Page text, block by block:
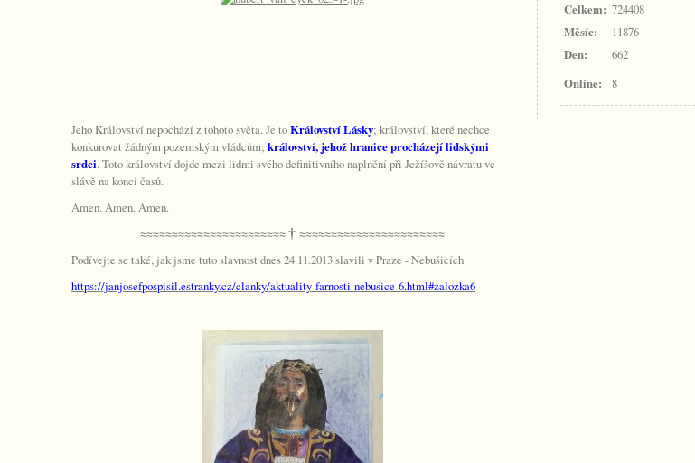
Online: 8
Celkem: 724408
Měsíc:
11876
Den:
662
Jeho Království nepochází z tohoto světa. Je toKrálovství Lásky; království, které nechce
konkurovat žádným pozemským vládcům; království, jehož hranice procházejí lidskými
srdci. Toto království dojde mezi lidmi svého definitivního naplnění při Ježíšově návratu ve
slávě na konci časů.
Amen. Amen. Amen.
≈≈≈≈≈≈≈≈≈≈≈≈≈≈≈≈≈≈≈≈≈≈≈† ≈≈≈≈≈≈≈≈≈≈≈≈≈≈≈≈≈≈≈≈≈≈≈
Podívejte se také, jak jsme tuto slavnost dnes 24.11.2013 slavili v Praze - Nebušicích
https://janjosefpospisil.estranky.cz/clanky/aktuality-farnosti-nebusice-6.html#zalozka6